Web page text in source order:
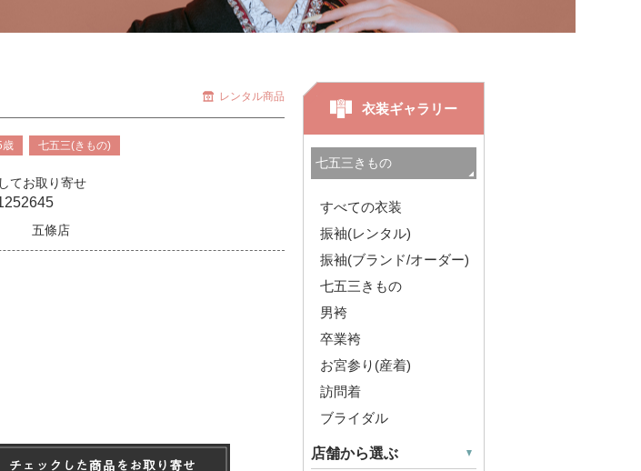
レンタル商品
歳 七五三(きもの)
てお取り寄せ
五條店
衣装ギャラリー
すべての衣装
振袖(レンタル)
振袖(ブランド/オーダー)
七五三きもの
男袴
卒業袴
お宮参り(産着)
訪問着
ブライダル
店舗から選ぶ